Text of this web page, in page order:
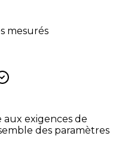
mesurés
exigences de
des paramètres